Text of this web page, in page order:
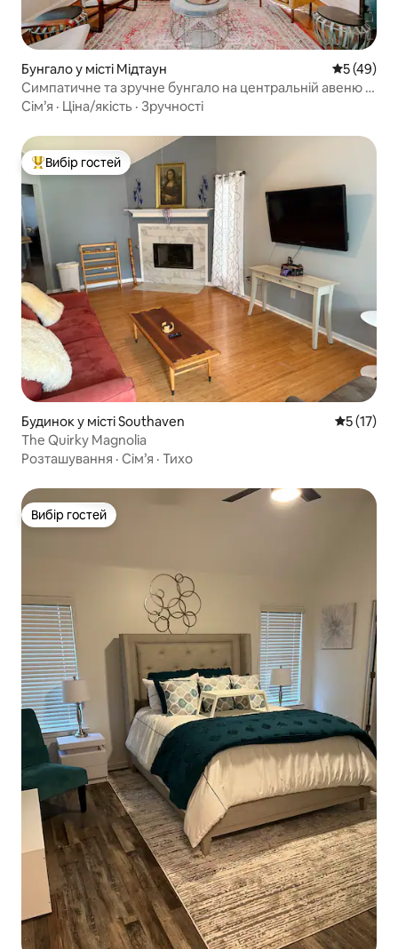
Бунгало у місті Мідтаун Середня
5 (49)
Симпатичне та зручне бунгало на центральній авеню |
Двоспальні ліжка
Сім’я · Ціна/якість · Зручності
Топ вибір гостей
Вибір гостей
Будинок у місті Southaven Середня
5 (17)
The Quirky Magnolia
Розташування · Сім’я · Тихо
Вибір гостей
Вибір гостей